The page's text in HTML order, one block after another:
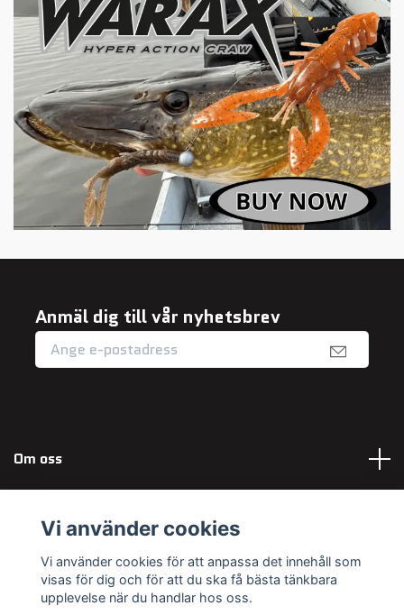
Anmäl dig till vår nyhetsbrev
Om oss
Sociala medier
Vi använder cookies
Vi använder cookies för att anpassa det innehåll som
visas för dig och för att du ska få bästa tänkbara
upplevelse när du handlar hos oss.